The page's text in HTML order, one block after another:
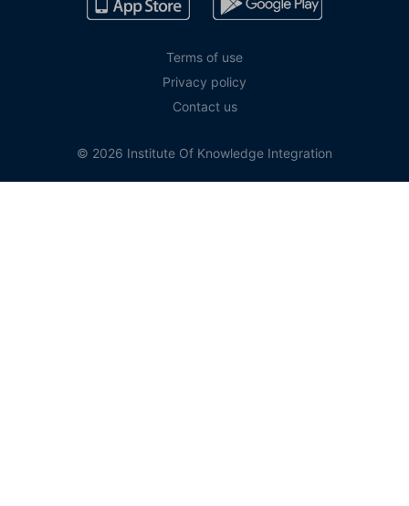
Terms of use
Privacy policy
Contact us
© 2026 Institute Of Knowledge Integration